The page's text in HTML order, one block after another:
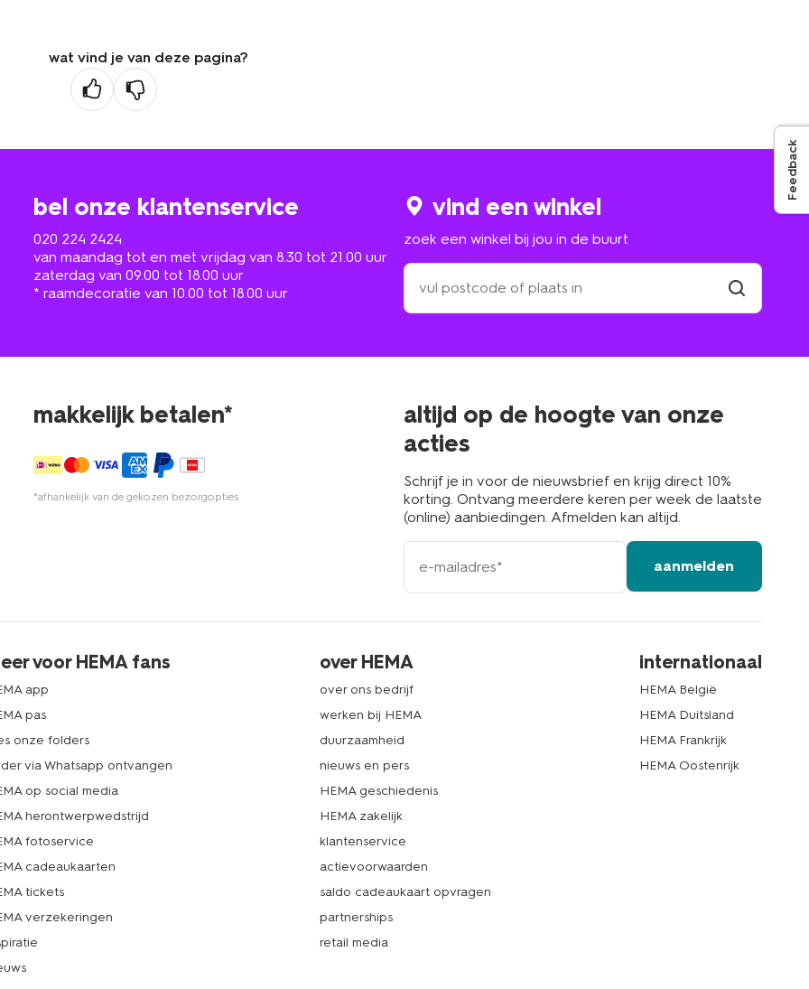
wat vind je van deze pagina?
bel onze klantenservice
020 224 2424
van maandag tot en met vrijdag van 8.30 tot 21.00 uur
zaterdag van 09.00 tot 18.00 uur
* raamdecoratie van 10.00 tot 18.00 uur
vind een winkel
zoek een winkel bij jou in de buurt
zoek
een
winkel
in
makkelijk betalen*
*afhankelijk van de gekozen bezorgopties
altijd op de hoogte van onze
acties
Schrijf je in voor de nieuwsbrief en krijg direct 10%
korting. Ontvang meerdere keren per week de laatste
(online) aanbiedingen. Afmelden kan altijd.
e-
mailadres
aanmelden
voor HEMA fans
app
pas
onze folders
via Whatsapp ontvangen
op social media
herontwerpwedstrijd
fotoservice
cadeaukaarten
tickets
verzekeringen
over HEMA
over ons bedrijf
werken bij HEMA
duurzaamheid
nieuws en pers
HEMA geschiedenis
HEMA zakelijk
klantenservice
actievoorwaarden
saldo cadeaukaart opvragen
partnerships
retail media
internationaal
HEMA België
HEMA Duitsland
HEMA Frankrijk
HEMA Oostenrijk
Feedback